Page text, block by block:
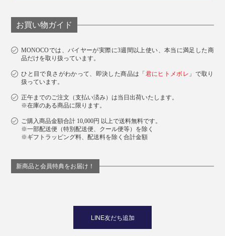
お買い物ガイド
MONOCOでは、バイヤーが実際に3週間以上使い、本当に満足した商
品だけを取り扱っています。
ひと目で良さがわかって、即決した商品は「 君にヒトメボレ 」で取り
扱っています。
正午までのご注文（支払い済み）は当日出荷いたします。
※在庫のある商品に限ります。
ご購入商品金額合計 10,000円 以上で送料無料です。
※一部配送便（特別配送便、クール便等）を除く
※ギフトラッピング料、配送料を除く合計金額
新商品と会員特典をお届け！
LINE友だち追加